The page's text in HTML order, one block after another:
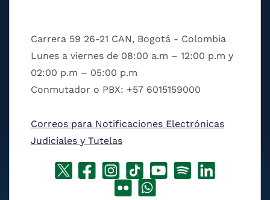
Carrera 59 26-21 CAN, Bogotá - Colombia
Lunes a viernes de 08:00 a.m – 12:00 p.m y
02:00 p.m – 05:00 p.m
Conmutador o PBX: +57 6015159000
Correos para Notificaciones Electrónicas
Judiciales y Tutelas